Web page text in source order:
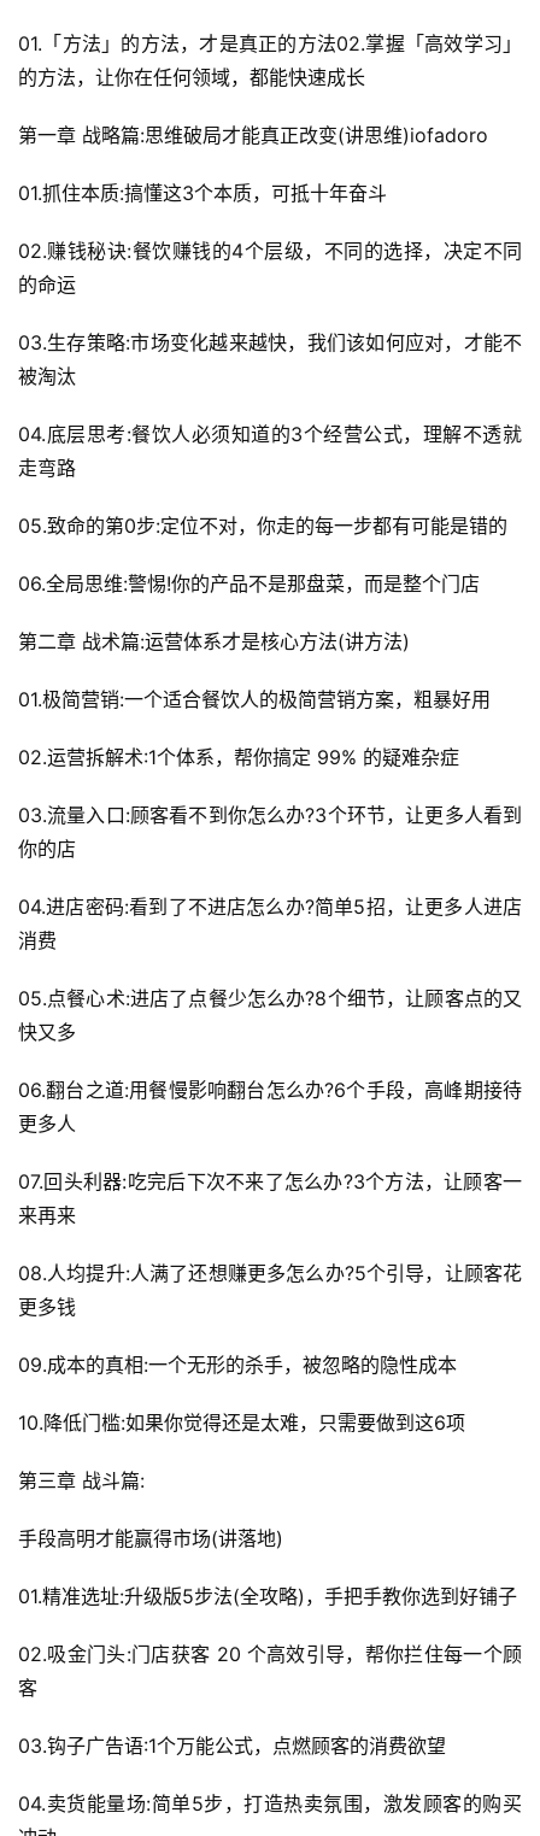
01.「方法」的方法，才是真正的方法02.掌握「高效学习」
的方法，让你在任何领域，都能快速成长
第一章 战略篇:思维破局才能真正改变(讲思维)iofadoro
01.抓住本质:搞懂这3个本质，可抵十年奋斗
02.赚钱秘诀:餐饮赚钱的4个层级，不同的选择，决定不同
的命运
03.生存策略:市场变化越来越快，我们该如何应对，才能不
被淘汰
04.底层思考:餐饮人必须知道的3个经营公式，理解不透就
走弯路
05.致命的第0步:定位不对，你走的每一步都有可能是错的
06.全局思维:警惕!你的产品不是那盘菜，而是整个门店
第二章 战术篇:运营体系才是核心方法(讲方法)
01.极简营销:一个适合餐饮人的极简营销方案，粗暴好用
02.运营拆解术:1个体系，帮你搞定 99% 的疑难杂症
03.流量入口:顾客看不到你怎么办?3个环节，让更多人看到
你的店
04.进店密码:看到了不进店怎么办?简单5招，让更多人进店
消费
05.点餐心术:进店了点餐少怎么办?8个细节，让顾客点的又
快又多
06.翻台之道:用餐慢影响翻台怎么办?6个手段，高峰期接待
更多人
07.回头利器:吃完后下次不来了怎么办?3个方法，让顾客一
来再来
08.人均提升:人满了还想赚更多怎么办?5个引导，让顾客花
更多钱
09.成本的真相:一个无形的杀手，被忽略的隐性成本
10.降低门槛:如果你觉得还是太难，只需要做到这6项
第三章 战斗篇:
手段高明才能赢得市场(讲落地)
01.精准选址:升级版5步法(全攻略)，手把手教你选到好铺子
02.吸金门头:门店获客 20 个高效引导，帮你拦住每一个顾
客
03.钩子广告语:1个万能公式，点燃顾客的消费欲望
04.卖货能量场:简单5步，打造热卖氛围，激发顾客的购买